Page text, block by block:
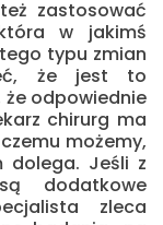
zastosować
w jakimś
typu zmian
że jest to
że odpowiednie
chirurg ma
możemy,
dolega. Jeśli z
dodatkowe
zleca